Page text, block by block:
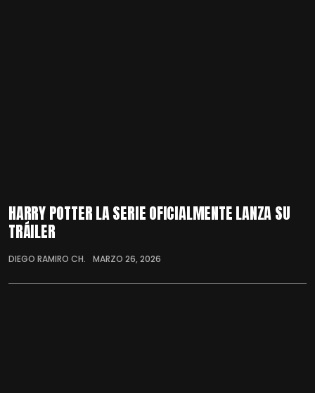
HARRY POTTER LA SERIE OFICIALMENTE LANZA SU
TRÁILER
DIEGO RAMIRO CH. MARZO 26, 2026